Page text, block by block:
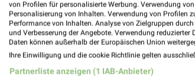
von Profilen für personalisierte Werbung. Verwendung
Personalisierung von Inhalten. Verwendung von Profilen
Performance von Inhalten. Analyse von Zielgruppen
und Verbesserung der Angebote. Verwendung reduzierter
Daten können außerhalb der Europäischen Union
Ihre Einwilligung und die cookie Richtlinie gelten
Partnerliste anzeigen (1 IAB-Anbieter)